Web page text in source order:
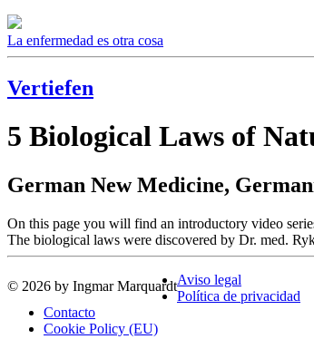
La enfermedad es otra cosa
Vertiefen
5 Biological Laws of
German New Medicine,
On this page you will find an introductory video
The biological laws were discovered by Dr. med.
© 2026 by Ingmar MarquardtAviso legal
Política de privacidad
Contacto
Cookie Policy (EU)